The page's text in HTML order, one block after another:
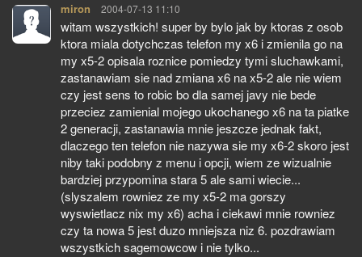
miron pisze:
2004-07-13 11:10
witam wszystkich! super by bylo jak by ktoras z osob
ktora miala dotychczas telefon my x6 i zmienila go na
my x5-2 opisala roznice pomiedzy tymi sluchawkami,
zastanawiam sie nad zmiana x6 na x5-2 ale nie wiem
czy jest sens to robic bo dla samej javy nie bede
przeciez zamienial mojego ukochanego x6 na ta piatke
2 generacji, zastanawia mnie jeszcze jednak fakt,
dlaczego ten telefon nie nazywa sie my x6-2 skoro jest
niby taki podobny z menu i opcji, wiem ze wizualnie
bardziej przypomina stara 5 ale sami wiecie...
(slyszalem rowniez ze my x5-2 ma gorszy
wyswietlacz nix my x6) acha i ciekawi mnie rowniez
czy ta nowa 5 jest duzo mniejsza niz 6. pozdrawiam
wszystkich sagemowcow i nie tylko...